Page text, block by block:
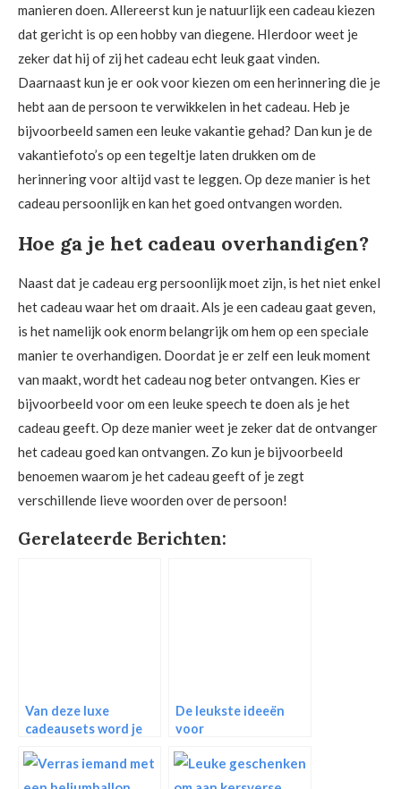
manieren doen. Allereerst kun je natuurlijk een cadeau kiezen
dat gericht is op een hobby van diegene. HIerdoor weet je
zeker dat hij of zij het cadeau echt leuk gaat vinden.
Daarnaast kun je er ook voor kiezen om een herinnering die je
hebt aan de persoon te verwikkelen in het cadeau. Heb je
bijvoorbeeld samen een leuke vakantie gehad? Dan kun je de
vakantiefoto’s op een tegeltje laten drukken om de
herinnering voor altijd vast te leggen. Op deze manier is het
cadeau persoonlijk en kan het goed ontvangen worden.
Hoe ga je het cadeau overhandigen?
Naast dat je cadeau erg persoonlijk moet zijn, is het niet enkel
het cadeau waar het om draait. Als je een cadeau gaat geven,
is het namelijk ook enorm belangrijk om hem op een speciale
manier te overhandigen. Doordat je er zelf een leuk moment
van maakt, wordt het cadeau nog beter ontvangen. Kies er
bijvoorbeeld voor om een leuke speech te doen als je het
cadeau geeft. Op deze manier weet je zeker dat de ontvanger
het cadeau goed kan ontvangen. Zo kun je bijvoorbeeld
benoemen waarom je het cadeau geeft of je zegt
verschillende lieve woorden over de persoon!
Gerelateerde Berichten:
Van deze luxe
cadeausets word je
De leukste ideeën
voor